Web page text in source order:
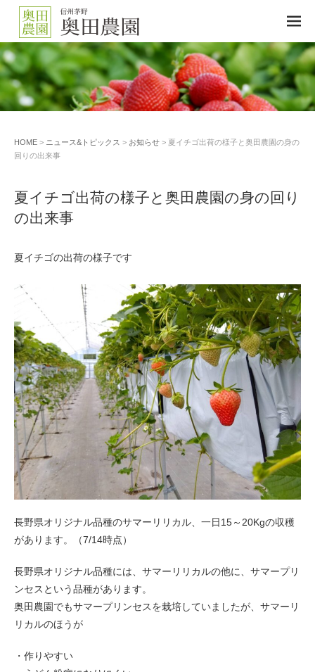
EN
U
HOME > ニュース&トピックス > お知らせ > 夏イチゴ出荷の様子と奥田農園の身の
回りの出来事
夏イチゴ出荷の様子と奥田農園の身の回り
の出来事
夏イチゴの出荷の様子です
長野県オリジナル品種のサマーリリカル、一日15～20Kgの収穫
があります。（7/14時点）
長野県オリジナル品種には、サマーリリカルの他に、サマープリ
ンセスという品種があります。
奥田農園でもサマープリンセスを栽培していましたが、サマーリ
リカルのほうが
・作りやすい